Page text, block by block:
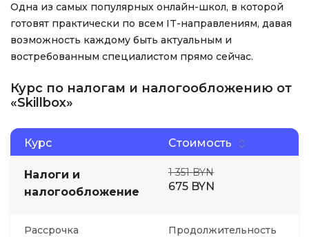
Одна из самых популярных онлайн-школ, в которой
готовят практически по всем IT-направлениям, давая
возможность каждому быть актуальным и
востребованным специалистом прямо сейчас.
Курс по налогам и налогообложению от
«Skillbox»
Курс Стоимость
Налоги и
налогообложение
1 351 BYN
675 BYN
Рассрочка Продолжительность